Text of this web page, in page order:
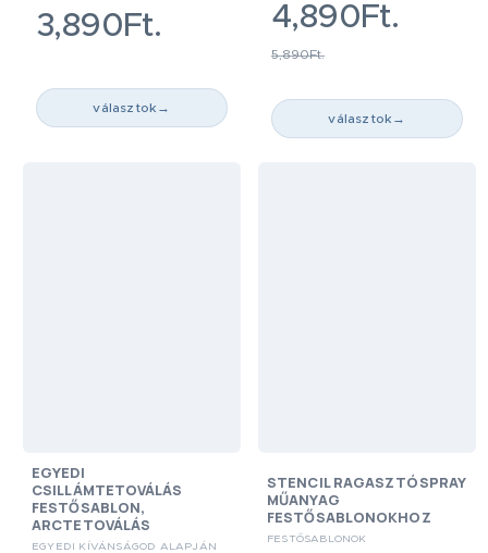
3,890Ft.
választok →
5,890Ft.
4,890Ft.
választok →
EGYEDI
CSILLÁMTETOVÁLÁS
FESTŐSABLON,
ARCTETOVÁLÁS
EGYEDI KÍVÁNSÁGOD ALAPJÁN
STENCIL RAGASZTÓSPRAY
MŰANYAG
FESTŐSABLONOKHOZ
FESTŐSABLONOK